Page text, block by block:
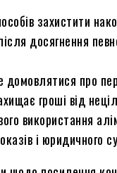
захистити
досягнення
про
гроші від
використання
і юридичного